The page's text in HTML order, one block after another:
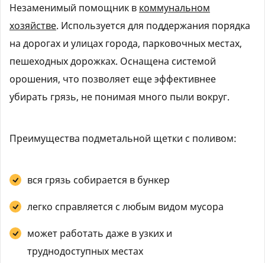
Незаменимый помощник в коммунальном
хозяйстве. Используется для поддержания порядка
на дорогах и улицах города, парковочных местах,
пешеходных дорожках. Оснащена системой
орошения, что позволяет еще эффективнее
убирать грязь, не понимая много пыли вокруг.
Преимущества подметальной щетки с поливом:
вся грязь собирается в бункер
легко справляется с любым видом мусора
может работать даже в узких и
труднодоступных местах